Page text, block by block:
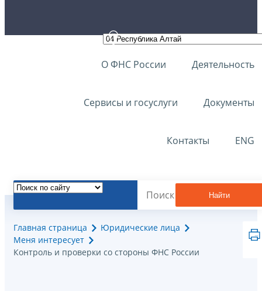
О ФНС России Деятельность
Сервисы и госуслуги Документы
Контакты ENG
Найти
Главная страница
Юридические лица
Меня интересует
Контроль и проверки со стороны ФНС России